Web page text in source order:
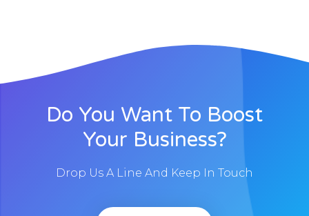
Do You Want To Boost
Your Business?
Drop Us A Line And Keep In Touch